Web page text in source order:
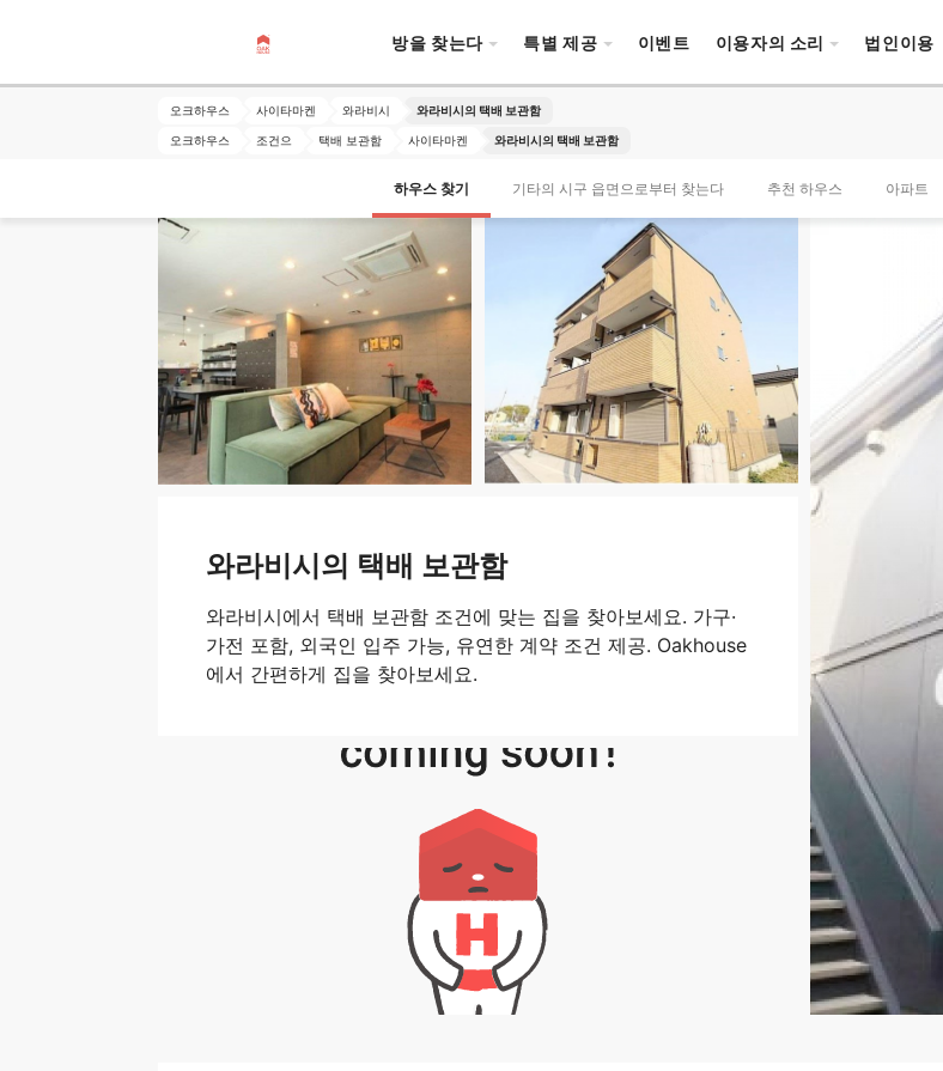
방을 찾는다 특별 제공 이벤트 이용자의 소리 법인이용
오크하우스 사이타마켄 와라비시 와라비시의 택배 보관함
오크하우스 조건으 택배 보관함 사이타마켄 와라비시의 택배 보관함
하우스 찾기 기타의 시구 읍면으로부터 찾는다 추천 하우스 아파트
와라비시의 택배 보관함
와라비시에서 택배 보관함 조건에 맞는 집을 찾아보세요. 가구·
가전 포함, 외국인 입주 가능, 유연한 계약 조건 제공. Oakhouse
에서 간편하게 집을 찾아보세요.